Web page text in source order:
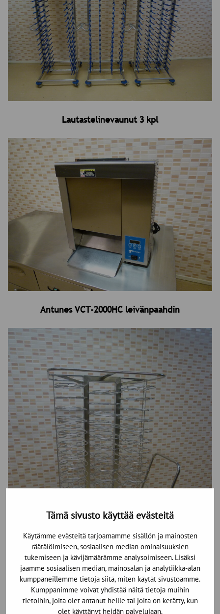
Tämä sivusto käyttää evästeitä
Käytämme evästeitä tarjoamamme sisällön ja mainosten
räätälöimiseen, sosiaalisen median ominaisuuksien
tukemiseen ja kävijämäärämme analysoimiseen. Lisäksi
jaamme sosiaalisen median, mainosalan ja analytiikka-alan
kumppaneillemme tietoja siitä, miten käytät sivustoamme.
Kumppanimme voivat yhdistää näitä tietoja muihin
tietoihin, joita olet antanut heille tai joita on kerätty, kun
olet käyttänyt heidän palvelujaan.
Lautastelinevaunut 3 kpl
Antunes VCT-2000HC leivänpaahdin